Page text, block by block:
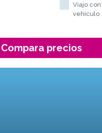
Viajo con
vehículo
Compara precios